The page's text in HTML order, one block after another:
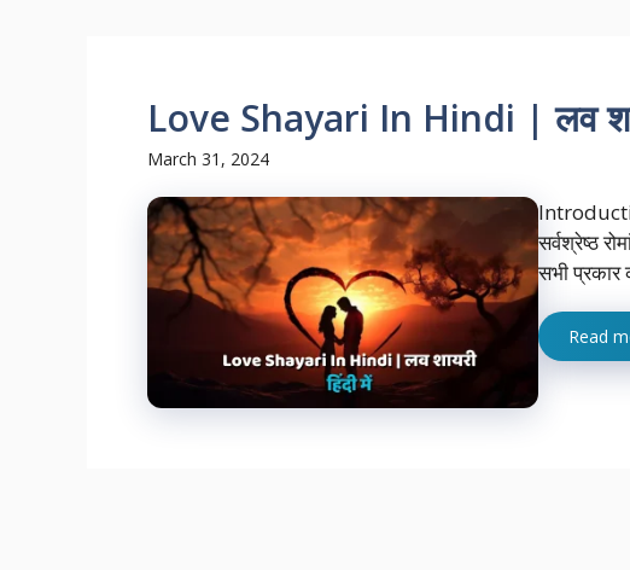
Love Shayari In Hindi | लव
March 31, 2024
सर्वश्रेष्ठ
सभी प्रकार
Read